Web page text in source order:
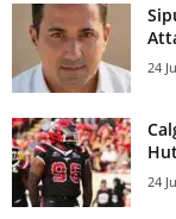
24
24